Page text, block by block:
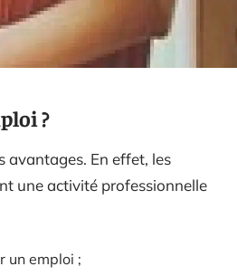
?
avantages. En effet, les
une activité professionnelle
un emploi ;